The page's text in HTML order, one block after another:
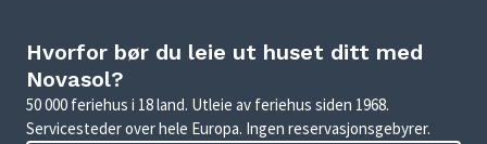
Hvorfor bør du leie ut huset ditt med
Novasol?
50 000 feriehus i 18 land. Utleie av feriehus siden 1968.
Servicesteder over hele Europa. Ingen reservasjonsgebyrer.